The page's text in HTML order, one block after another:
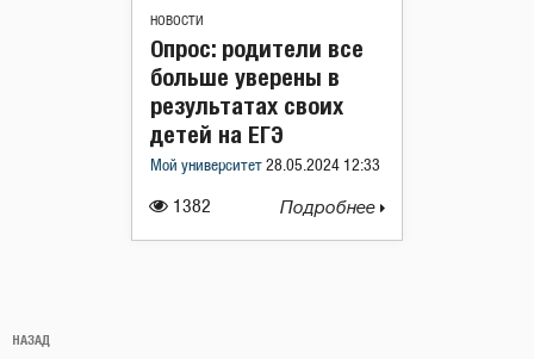
НОВОСТИ
1382
Опрос: родители все
больше уверены в
результатах своих
детей на ЕГЭ
Мой университет 28.05.2024 12:33
Подробнее
по
Предыдущая
НАЗАД